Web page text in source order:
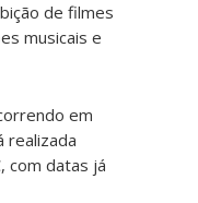
de filmes
musicais e
em
realizada
com datas já